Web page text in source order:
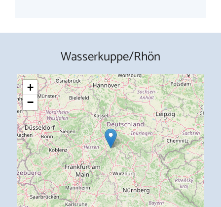
Wasserkuppe/Rhön
+
−